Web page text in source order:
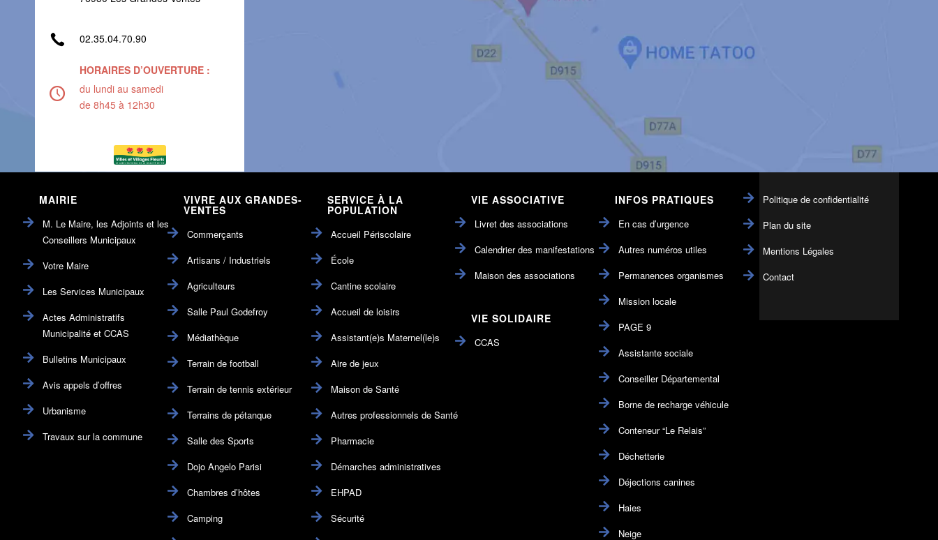
02.35.04.70.90
HORAIRES D’OUVERTURE :
du lundi au samedi
de 8h45 à 12h30
MAIRIE
M. Le Maire, les Adjoints et les
Conseillers Municipaux
Votre Maire
Les Services Municipaux
Actes Administratifs
Municipalité et CCAS
Bulletins Municipaux
Avis appels d’offres
Urbanisme
Travaux sur la commune
VIVRE AUX GRANDES-
VENTES
Commerçants
Artisans / Industriels
Agriculteurs
Salle Paul Godefroy
Médiathèque
Terrain de football
Terrain de tennis extérieur
Terrains de pétanque
Salle des Sports
Dojo Angelo Parisi
Chambres d’hôtes
Camping
SERVICE À LA
POPULATION
Accueil Périscolaire
École
Cantine scolaire
Accueil de loisirs
Assistant(e)s Maternel(le)s
Aire de jeux
Maison de Santé
Autres professionnels de Santé
Pharmacie
Démarches administratives
EHPAD
Sécurité
VIE ASSOCIATIVE
Livret des associations
Calendrier des manifestations
Maison des associations
VIE SOLIDAIRE
CCAS
INFOS PRATIQUES
En cas d’urgence
Autres numéros utiles
Permanences organismes
Mission locale
PAGE 9
Assistante sociale
Conseiller Départemental
Borne de recharge véhicule
Conteneur “Le Relais”
Déchetterie
Déjections canines
Haies
Neige
Politique de confidentialité
Plan du site
Mentions Légales
Contact